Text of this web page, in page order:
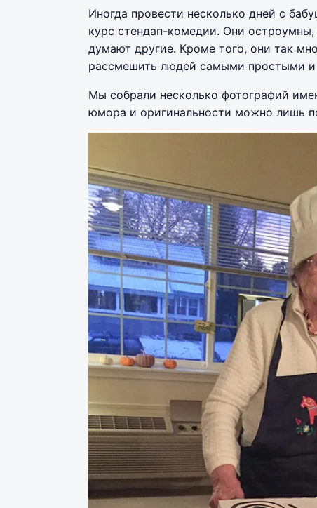
Иногда провести несколько дней с
курс стендап-комедии. Они
думают другие. Кроме того, они так
рассмешить людей самыми простыми
Мы собрали несколько фотографий
юмора и оригинальности можно лишь